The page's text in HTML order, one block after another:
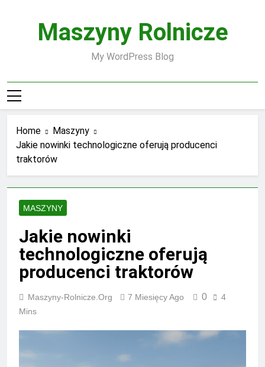
Maszyny Rolnicze
My WordPress Blog
Home
Maszyny
Jakie nowinki technologiczne oferują producenci
traktorów
MASZYNY
Jakie nowinki
technologiczne oferują
producenci traktorów
Maszyny-Rolnicze.org 7 Miesięcy Ago 0
4
Mins